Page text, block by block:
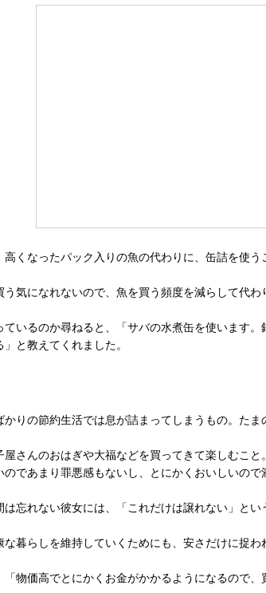
くなったパック入りの魚の代わりに、缶詰を使う
気になれないので、魚を買う頻度を減らして代わ
いるのか尋ねると、「サバの水煮缶を使います
と教えてくれました。
りの節約生活では息が詰まってしまうもの。た
屋さんのおはぎや大福などを買ってきて楽しむこ
であまり罪悪感もないし、とにかくおいしいので
忘れない彼女には、「これだけは譲れない」とい
暮らしを維持していくためにも、安さだけに捉わ
物価高でとにかくお金がかかるようになるので